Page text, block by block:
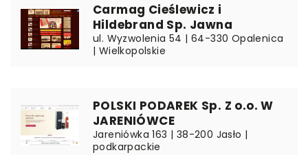
Carmag Cieślewicz i
Hildebrand Sp. Jawna
ul. Wyzwolenia 54 | 64-330 Opalenica
| Wielkopolskie
POLSKI PODAREK Sp. Z o.o. W
JARENIÓWCE
Jareniówka 163 | 38-200 Jasło |
podkarpackie